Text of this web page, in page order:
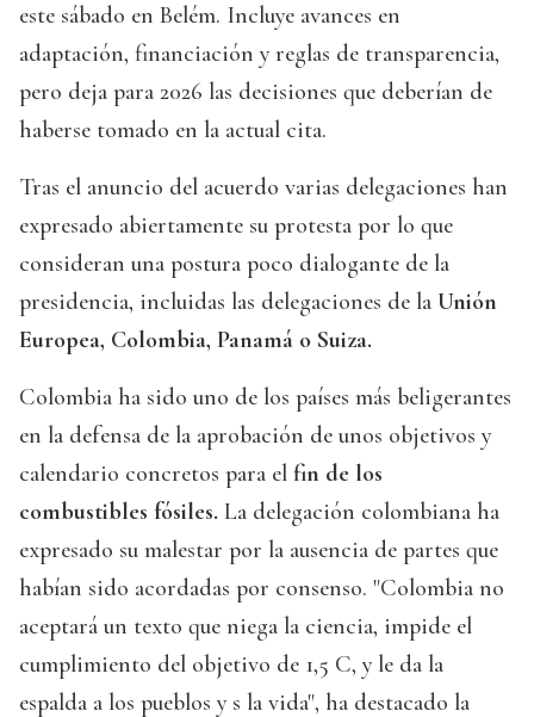
este sábado en Belém. Incluye avances en
adaptación, financiación y reglas de transparencia,
pero deja para 2026 las decisiones que deberían de
haberse tomado en la actual cita.
Tras el anuncio del acuerdo varias delegaciones han
expresado abiertamente su protesta por lo que
consideran una postura poco dialogante de la
presidencia, incluidas las delegaciones de la Unión
Europea, Colombia, Panamá o Suiza.
Colombia ha sido uno de los países más beligerantes
en la defensa de la aprobación de unos objetivos y
calendario concretos para el fin de los
combustibles fósiles. La delegación colombiana ha
expresado su malestar por la ausencia de partes que
habían sido acordadas por consenso. "Colombia no
aceptará un texto que niega la ciencia, impide el
cumplimiento del objetivo de 1,5 C, y le da la
espalda a los pueblos y s la vida", ha destacado la